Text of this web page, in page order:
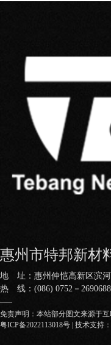
惠州市特邦新材
地 址：惠州仲恺高新区滨河
热 线：(086) 0752－
——
免责声明：本站部分图文来源于
粤ICP备2022113018号 | 技术支持：